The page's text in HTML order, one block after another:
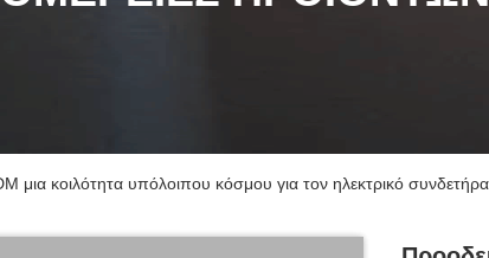
μια κοιλότητα υπόλοιπου κόσμου για τον ηλεκτρικό συνδετήρα